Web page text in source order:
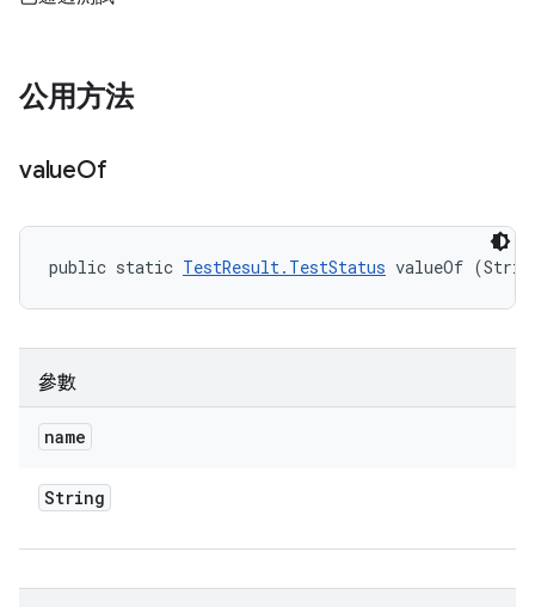
公用方法
valueOf
public static TestResult.TestStatus valueOf
參數
name
String